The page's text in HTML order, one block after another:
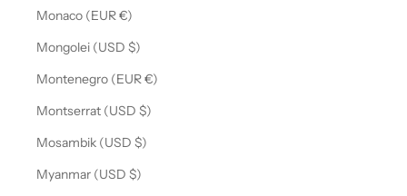
Monaco (EUR €)
Mongolei (USD $)
Montenegro (EUR €)
Montserrat (USD $)
Mosambik (USD $)
Myanmar (USD $)